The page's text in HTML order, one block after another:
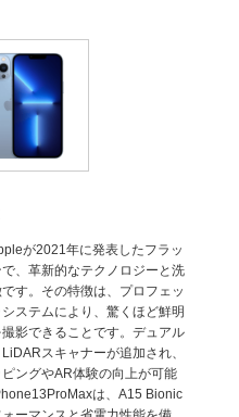
が2021年に発表したフラッ
、革新的なテクノロジーと洗
す。その特徴は、プロフェッ
ステムにより、驚くほど鮮明
影できることです。デュアル
スキャナーが追加され、
ングやAR体験の向上が可能
は、A15 Bionic